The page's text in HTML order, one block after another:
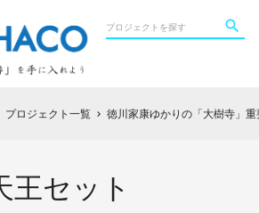
プロジェクト一覧 chevron_right 徳川家康ゆかりの「大樹寺」
王セット